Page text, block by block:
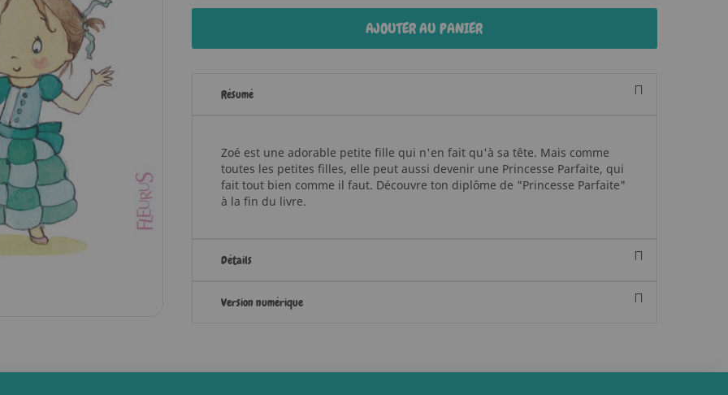
AJOUTER AU PANIER
Résumé
Zoé est une adorable petite fille qui n'en fait qu'à sa tête. Mais comme
toutes les petites filles, elle peut aussi devenir une Princesse Parfaite, qui
fait tout bien comme il faut. Découvre ton diplôme de "Princesse Parfaite"
à la fin du livre.
Détails
Version numérique